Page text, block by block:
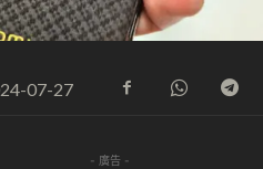
07-27
- 廣告 -